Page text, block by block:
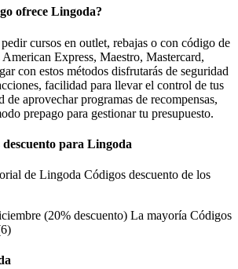
ofrece Lingoda?
cursos en outlet, rebajas o con código de
American Express, Maestro, Mastercard,
con estos métodos disfrutarás de seguridad
facilidad para llevar el control de tus
de aprovechar programas de recompensas,
prepago para gestionar tu presupuesto.
para Lingoda
de Lingoda Códigos descuento de los
(20% descuento) La mayoría Códigos